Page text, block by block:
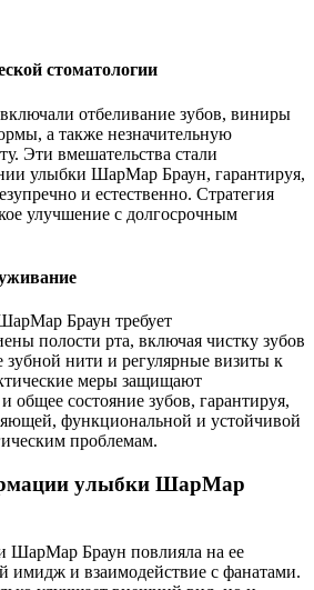
стоматологии
отбеливание зубов, виниры
а также незначительную
Эти вмешательства стали
улыбки ШарМар Браун, гарантируя,
и естественно. Стратегия
улучшение с долгосрочным
Браун требует
полости рта, включая чистку зубов
зубной нити и регулярные визиты к
меры защищают
общее состояние зубов, гарантируя,
функциональной и устойчивой
проблемам.
улыбки ШарМар
ШарМар Браун повлияла на ее
имидж и взаимодействие с фанатами.